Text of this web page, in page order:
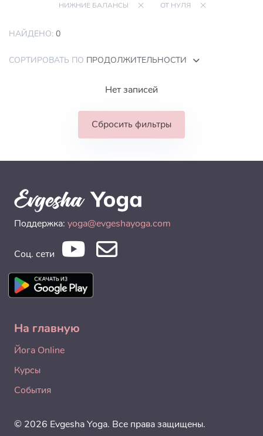
НИЖНИЕ БАЛАНСЫ ОТ НУЛЯ
НАЙДЕНО: 0
СОРТИРОВАТЬ ПО ПРОДОЛЖИТЕЛЬНОСТИ
Нет записей
Сбросить фильтры
Поддержка: yoga@evgeshayoga.com
Соц. сети
На главную
Йога Online
Курсы
События
© 2026 Evgesha Yoga. Все права защищены.